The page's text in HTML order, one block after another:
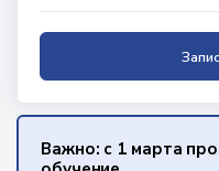
Важно: с 1 марта